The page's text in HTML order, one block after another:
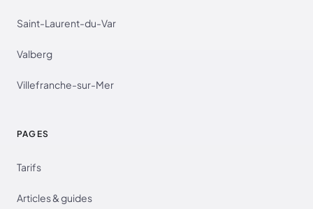
Saint-Laurent-du-Var
Valberg
Villefranche-sur-Mer
PAGES
Tarifs
Articles & guides